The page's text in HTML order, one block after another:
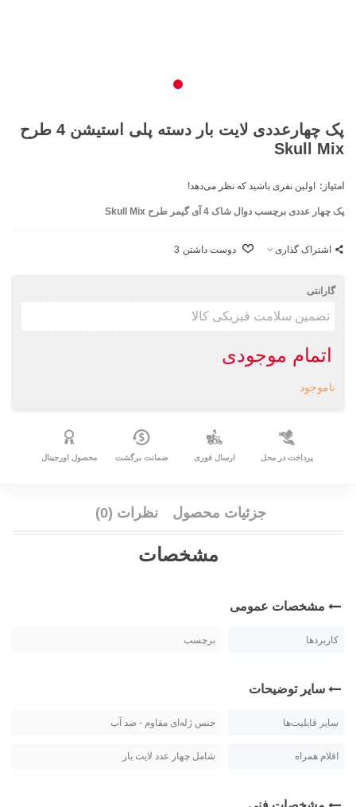
پک چهارعددی لایت بار دسته پلی استیشن 4 طرح
Skull Mix
امتیاز: اولین نفری باشید که نظر می‌دهد!
پک چهار عددی برچسب دوال شاک 4 آی‌ گیمر طرح Skull Mix
اشتراک گذاری دوست داشتن 3
گارانتی
اتمام موجودی
ناموجود
پرداخت در محل ارسال فوری ضمانت برگشت محصول اورجینال
جزئیات محصول نظرات (0)
مشخصات
مشخصات عمومی
کاربردها برچسب
سایر توضیحات
سایر قابلیت‌ها جنس ژله‌ای مقاوم - ضد آب
اقلام همراه شامل چهار عدد لایت بار